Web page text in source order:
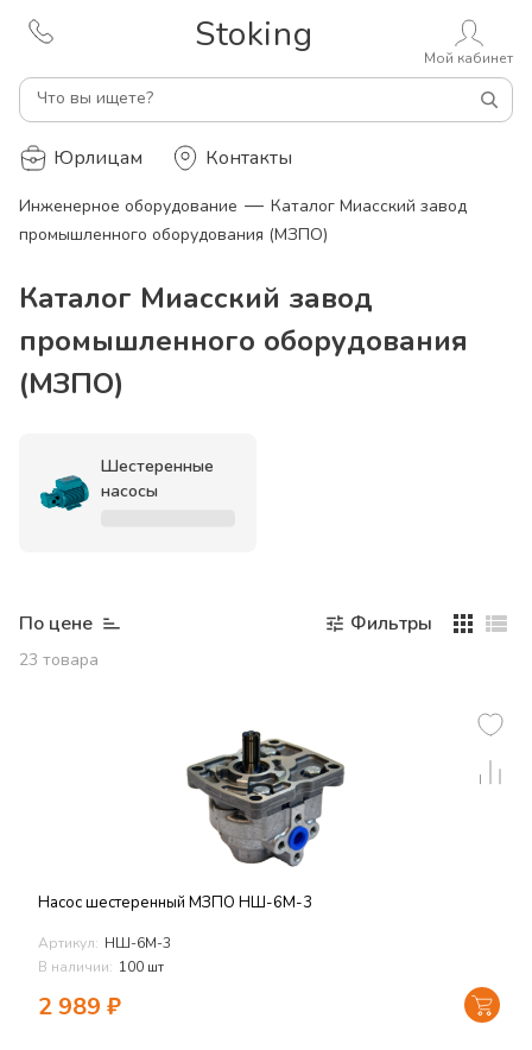
Stoking
Что вы ищете?
Мой кабинет
Юрлицам Контакты
Инженерное оборудование — Каталог Миасский завод
промышленного оборудования (МЗПО)
Каталог Миасский завод
промышленного оборудования
(МЗПО)
Шестеренные
насосы
По цене
23 товара
Фильтры
Насос шестеренный МЗПО НШ-6М-3
Артикул: НШ-6М-3
В наличии: 100 шт
2 989 ₽